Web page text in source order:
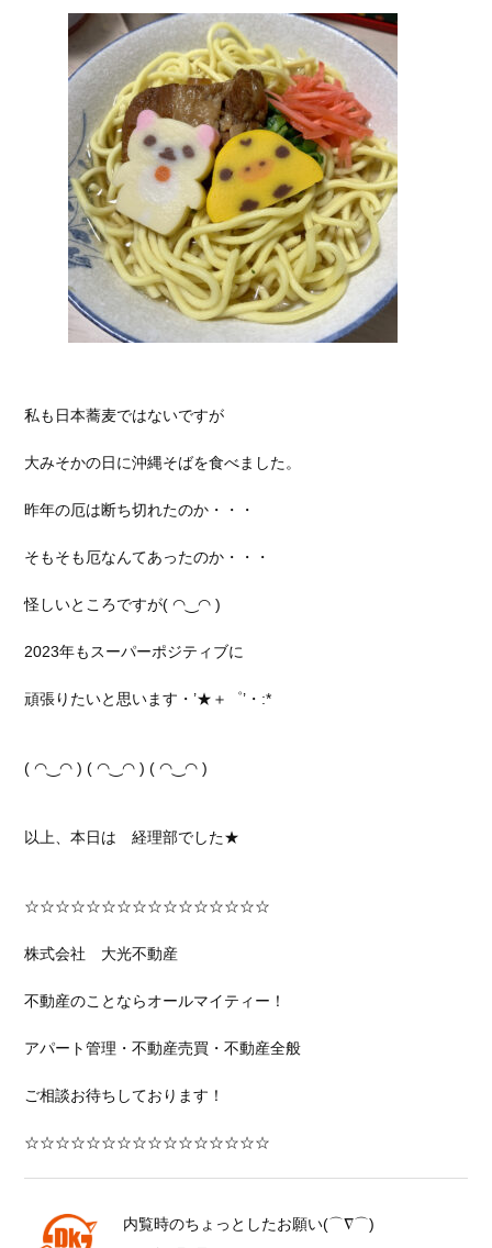
私も日本蕎麦ではないですが
大みそかの日に沖縄そばを食べました。
昨年の厄は断ち切れたのか・・・
そもそも厄なんてあったのか・・・
怪しいところですが( ◠‿◠ )
2023年もスーパーポジティブに
頑張りたいと思います・’★＋゜’・:*
( ◠‿◠ ) ( ◠‿◠ ) ( ◠‿◠ )
以上、本日は 経理部でした★
☆☆☆☆☆☆☆☆☆☆☆☆☆☆☆☆
株式会社 大光不動産
不動産のことならオールマイティー！
アパート管理・不動産売買・不動産全般
ご相談お待ちしております！
☆☆☆☆☆☆☆☆☆☆☆☆☆☆☆☆
内覧時のちょっとしたお願い(⌒∇⌒)